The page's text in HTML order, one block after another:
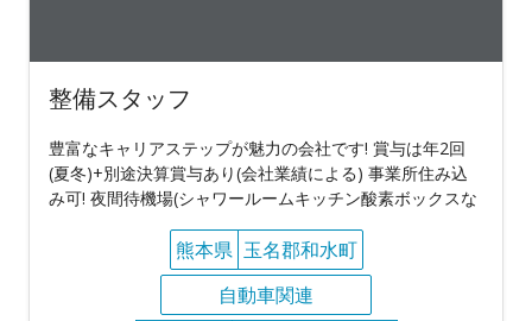
整備スタッフ
豊富なキャリアステップが魅力の会社です! 賞与は年2回
(夏冬)+別途決算賞与あり(会社業績による) 事業所住み込
み可! 夜間待機場(シャワールームキッチン酸素ボックスな
熊本県 玉名郡和水町
自動車関連